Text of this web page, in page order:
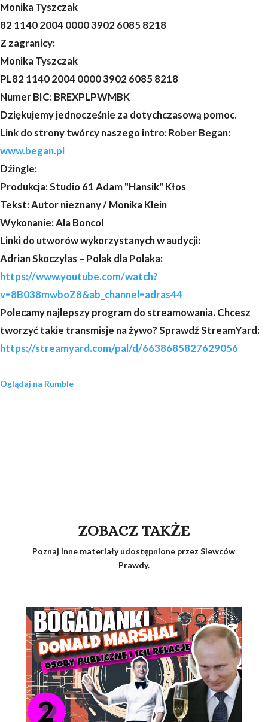
Monika Tyszczak
82 1140 2004 0000 3902 6085 8218
Z zagranicy:
Monika Tyszczak
PL82 1140 2004 0000 3902 6085 8218
Numer BIC: BREXPLPWMBK
Dziękujemy jednocześnie za dotychczasową pomoc.
Link do strony twórcy naszego intro: Rober Began:
www.began.pl
Dźingle:
Produkcja: Studio 61 Adam "Hansik" Kłos
Tekst: Autor nieznany / Monika Klein
Wykonanie: Ala Boncol
Linki do utworów wykorzystanych w audycji:
Adrian Skoczylas – Polak dla Polaka:
https://www.youtube.com/watch?
v=8B038mwboZ8&ab_channel=adras44
Polecamy najlepszy program do streamowania. Chcesz
tworzyć takie transmisje na żywo? Sprawdź StreamYard:
https://streamyard.com/pal/d/6638685827629056
Oglądaj na Rumble
ZOBACZ TAKŻE
Poznaj inne materiały udostępnione przez Siewców
Prawdy.